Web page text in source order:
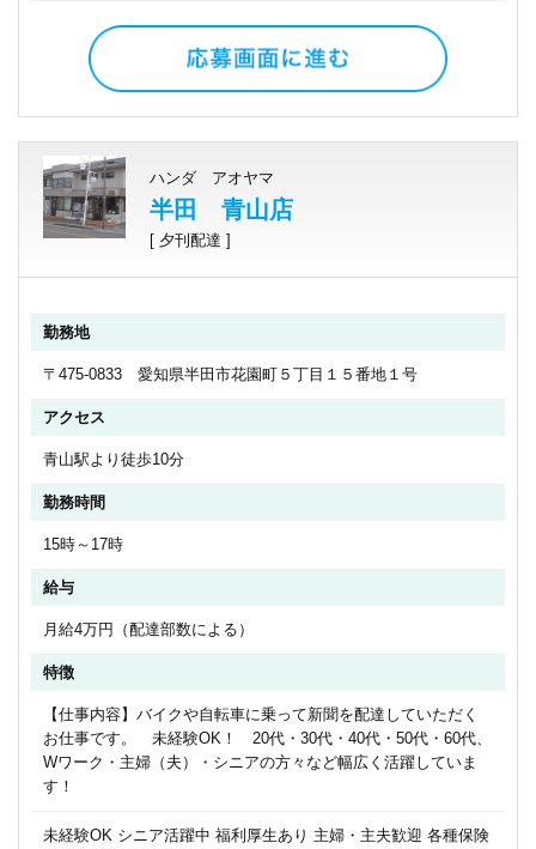
ハンダ アオヤマ
半田 青山店
[ 夕刊配達 ]
勤務地
〒475-0833 愛知県半田市花園町５丁目１５番地１号
アクセス
青山駅より徒歩10分
勤務時間
15時～17時
給与
月給4万円（配達部数による）
特徴
【仕事内容】バイクや自転車に乗って新聞を配達していただく
お仕事です。 未経験OK！ 20代・30代・40代・50代・60代、
Wワーク・主婦（夫）・シニアの方々など幅広く活躍していま
す！
未経験OK シニア活躍中 福利厚生あり 主婦・主夫歓迎 各種保険